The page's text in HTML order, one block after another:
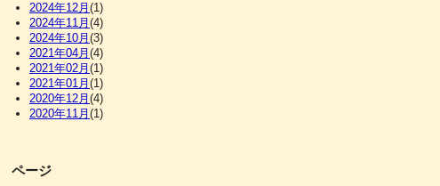
2024年12月 (1)
2024年11月 (4)
2024年10月 (3)
2021年04月 (4)
2021年02月 (1)
2021年01月 (1)
2020年12月 (4)
2020年11月 (1)
ページ